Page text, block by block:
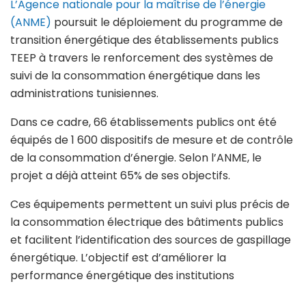
L’Agence nationale pour la maîtrise de l’énergie
(ANME) poursuit le déploiement du programme de
transition énergétique des établissements publics
TEEP à travers le renforcement des systèmes de
suivi de la consommation énergétique dans les
administrations tunisiennes.
Dans ce cadre, 66 établissements publics ont été
équipés de 1 600 dispositifs de mesure et de contrôle
de la consommation d’énergie. Selon l’ANME, le
projet a déjà atteint 65% de ses objectifs.
Ces équipements permettent un suivi plus précis de
la consommation électrique des bâtiments publics
et facilitent l’identification des sources de gaspillage
énergétique. L’objectif est d’améliorer la
performance énergétique des institutions